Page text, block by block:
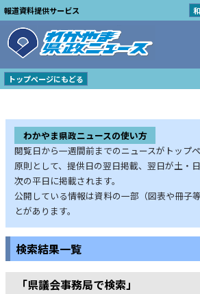
報道資料提供サービス
トップページにもどる
わかやま県政ニュースの使い方
閲覧日から一週間前までのニュースがトップ
原則として、提供日の翌日掲載、翌日が土・
次の平日に掲載されます。
公開している情報は資料の一部（図表や冊子
とがあります。
検索結果一覧
「県議会事務局で検索」